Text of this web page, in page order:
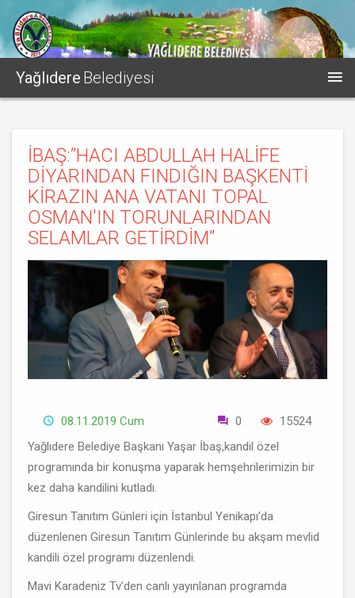
Yağlıdere Belediyesi
İBAŞ:’’HACI ABDULLAH HALİFE
DİYARINDAN FINDIĞIN BAŞKENTİ
KİRAZIN ANA VATANI TOPAL
OSMAN'IN TORUNLARINDAN
SELAMLAR GETİRDİM’’
08.11.2019 Cum 0
15524
Yağlıdere Belediye Başkanı Yaşar İbaş,kandil özel
programında bir konuşma yaparak hemşehrilerimizin bir
kez daha kandilini kutladı.
Giresun Tanıtım Günleri için İstanbul Yenikapı’da
düzenlenen Giresun Tanıtım Günlerinde bu akşam mevlid
kandili özel programı düzenlendi.
Mavi Karadeniz Tv’den canlı yayınlanan programda